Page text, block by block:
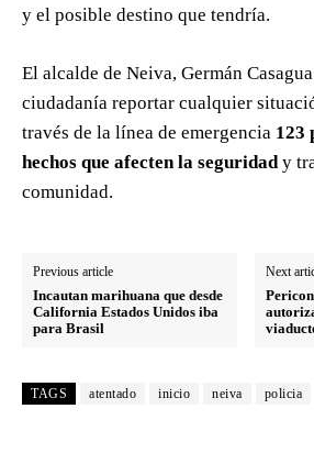
y el posible destino que tendría.
El alcalde de Neiva, Germán
ciudadanía reportar cualquier
través de la línea de emergencia 123
hechos que afecten la seguridady
comunidad.
Previous article
Incautan marihuana que desde
California Estados Unidos iba
para Brasil
Next
TAGS atentado inicio neiva policia